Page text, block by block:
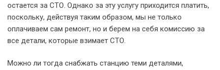
остается за СТО. Однако за эту услугу приходится платить,
поскольку, действуя таким образом, мы не только
оплачиваем сам ремонт, но и берем на себя комиссию за
все детали, которые взимает СТО.
Можно ли тогда снабжать станцию теми деталями,